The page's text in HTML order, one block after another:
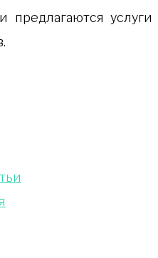
предлагаются услуги